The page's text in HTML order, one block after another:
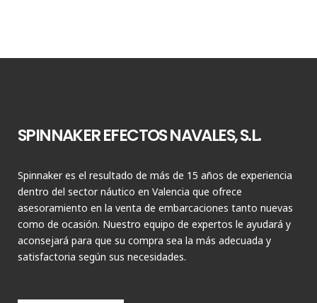
SPINNAKER EFECTOS NAVALES, S.L.
Spinnaker es el resultado de más de 15 años de experiencia
dentro del sector náutico en Valencia que ofrece
asesoramiento en la venta de embarcaciones tanto nuevas
como de ocasión. Nuestro equipo de expertos le ayudará y
aconsejará para que su compra sea la más adecuada y
satisfactoria según sus necesidades.